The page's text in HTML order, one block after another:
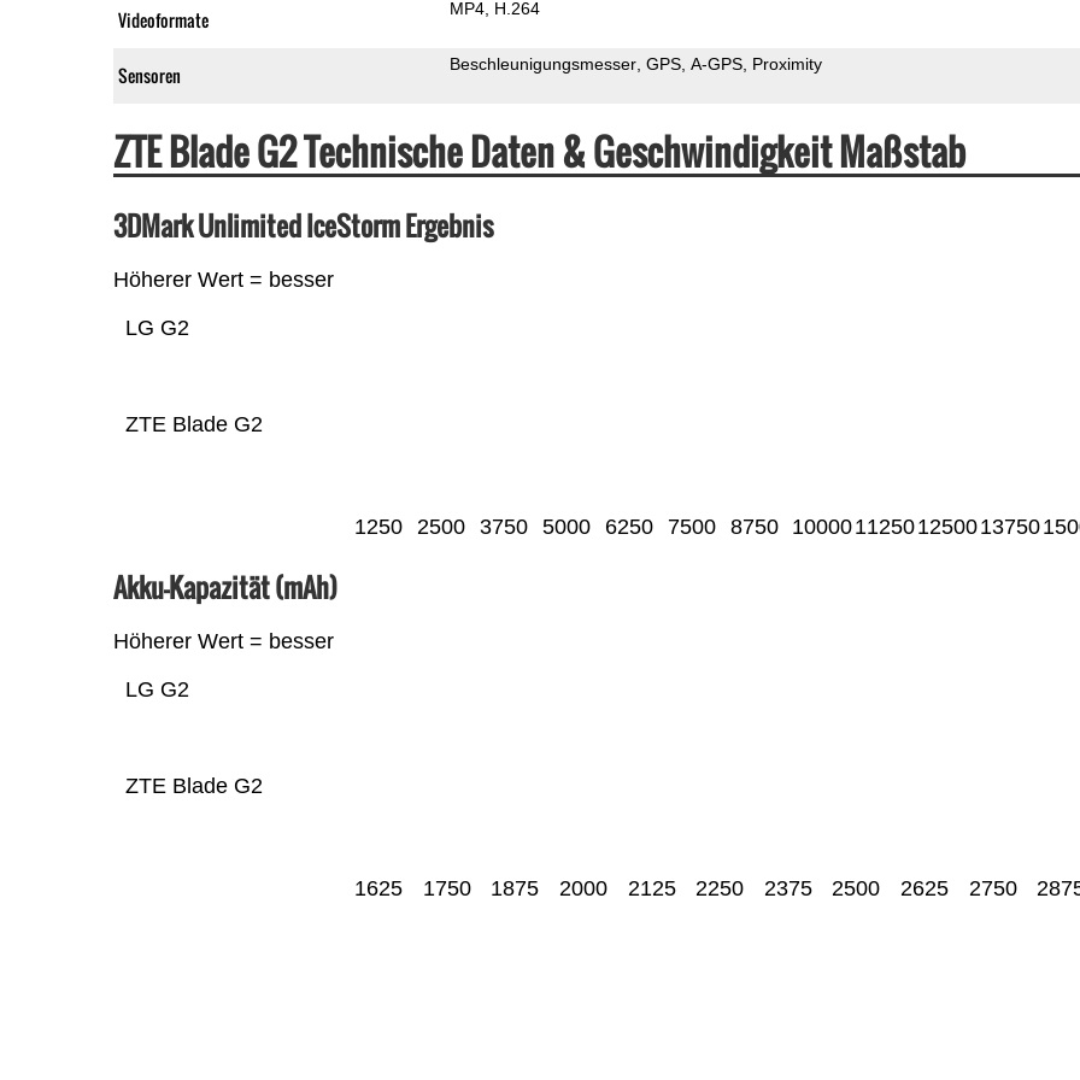
Videoformate MP4 H.264
Sensoren Beschleunigungsmesser GPS A-GPS Proximity
ZTE Blade G2 Technische Daten & Geschwindigkeit Maßstab
3DMark Unlimited IceStorm Ergebnis
Höherer Wert = besser
ZTE Blade G2
LG G2
1250 2500 3750 5000 6250 7500 8750 10000112501250013750
Akku-Kapazität (mAh)
Höherer Wert = besser
ZTE Blade G2
LG G2
1625 1750 1875 2000 2125 2250 2375 2500 2625 2750